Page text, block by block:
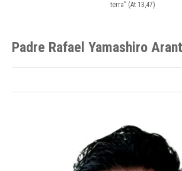
terra” (At 13,47)
Padre Rafael Yamashiro